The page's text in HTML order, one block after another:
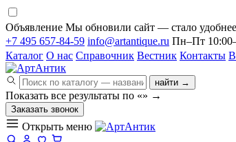
Объявление Мы обновили сайт — стало
+7 495 657-84-59 info@artantique.ru Пн–Пт
Каталог О нас Справочник Вестник Контакты
найти →
Показать все результаты по «» →
Заказать звонок
Открыть меню